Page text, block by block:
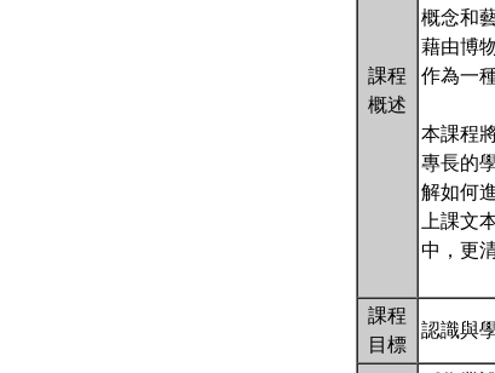
課程
概述
概念和
藉由博
作為一
本課程
專長的
解如何
上課文
中，更
課程
目標
認識與